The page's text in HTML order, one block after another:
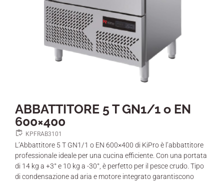
ABBATTITORE 5 T GN1/1 o EN
600×400
KPFRAB3101
L’Abbattitore 5 T GN1/1 o EN 600×400 di KiPro è l’abbattitore
professionale ideale per una cucina efficiente. Con una portata
di 14 kg a +3° e 10 kg a -30°, è perfetto per il pesce crudo. Tipo
di condensazione ad aria e motore integrato garantiscono